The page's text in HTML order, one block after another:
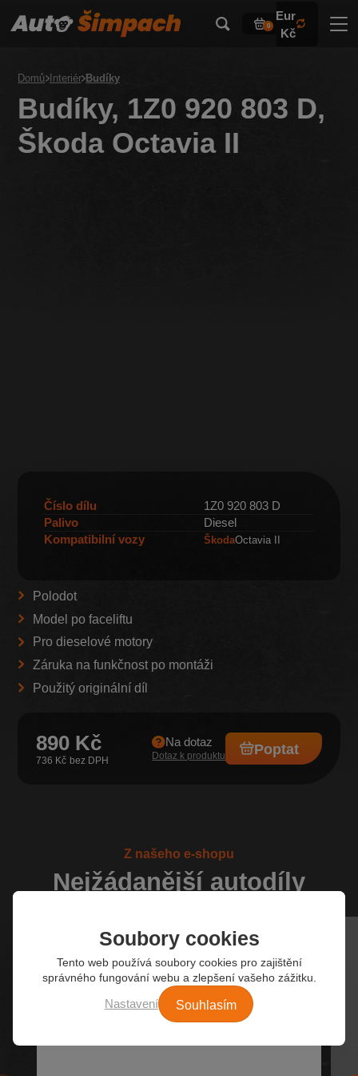
0
Eur
Kč
Domů Interiér Budíky
Budíky, 1Z0 920 803 D,
Škoda Octavia II
Číslo dílu
1Z0 920 803 D
Palivo
Diesel
Kompatibilní vozy
ŠkodaOctavia II
Polodot
Model po faceliftu
Pro dieselové motory
Záruka na funkčnost po montáži
Použitý originální díl
890 Kč
736 Kč
Na dotaz
Dotaz k produktu Poptat
Z našeho e-shopu
Nejžádanější autodíly
Soubory cookies
Tento web používá soubory cookies pro zajištění
správného fungování webu a zlepšení vašeho zážitku.
Nastavení Souhlasím